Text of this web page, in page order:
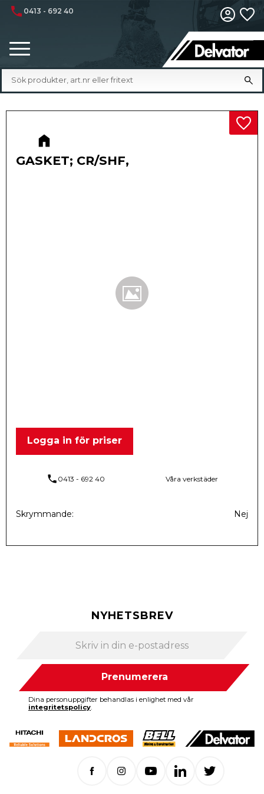
phone 0413 - 692 40
GASKET; CR/SHF,
Logga in för priser
phone 0413 - 692 40 Våra verkstäder
Skrymmande Nej
NYHETSBREV
Prenumerera
Dina personuppgifter behandlas i enlighet med vår
integritetspolicy.